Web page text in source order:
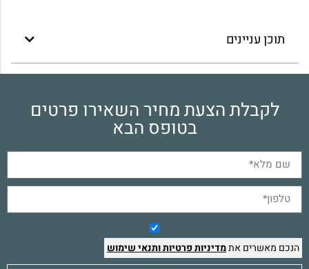
תוכן עניינים
לקבלת הצעת מחיר השאירו פרטים
בטופס הבא
הנכם מאשרים אתמדיניות פרטיותותנאי שימוש